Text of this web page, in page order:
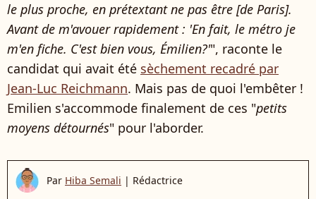
le plus proche, en prétextant ne pas être [de Paris].
Avant de m'avouer rapidement : 'En fait, le métro je
m'en fiche. C'est bien vous, Émilien?'", raconte le
candidat qui avait été sèchement recadré par
Jean-Luc Reichmann. Mais pas de quoi l'embêter !
Emilien s'accommode finalement de ces "petits
moyens détournés" pour l'aborder.
Par Hiba Semali | Rédactrice